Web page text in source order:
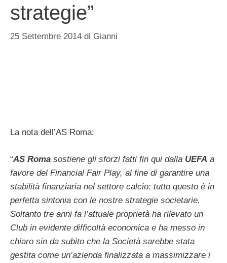
strategie”
25 Settembre 2014 di Gianni
La nota dell’AS Roma:
“AS Roma sostiene gli sforzi fatti fin qui dalla UEFA a
favore del Financial Fair Play, al fine di garantire una
stabilità finanziaria nel settore calcio: tutto questo è in
perfetta sintonia con le nostre strategie societarie.
Soltanto tre anni fa l’attuale proprietà ha rilevato un
Club in evidente difficoltà economica e ha messo in
chiaro sin da subito che la Società sarebbe stata
gestita come un’azienda finalizzata a massimizzare i